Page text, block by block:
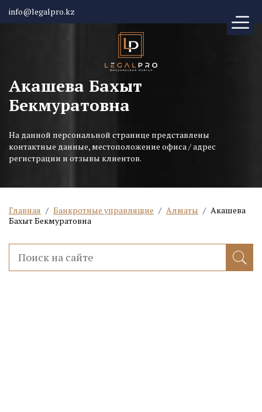
info@legalpro.kz
Акашева Бахыт
Бекмуратовна
На данной персональной странице представлены
контактные данные, местоположение офиса / адрес
регистрации и отзывы клиентов.
Главная / Банкротные управлящие / Алматы / Акашева
Бахыт Бекмуратовна